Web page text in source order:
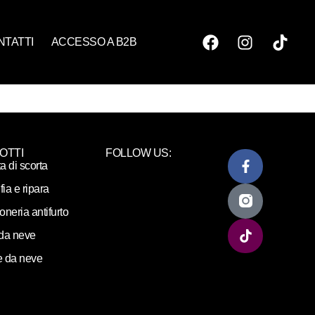
ACCESSO A B2B
di scorta
e ripara
antifurto
neve
da neve
FOLLOW US: